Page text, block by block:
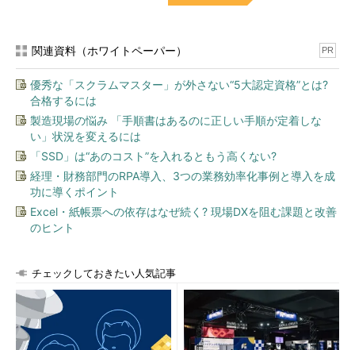
関連資料（ホワイトペーパー） PR
優秀な「スクラムマスター」が外さない“5大認定資格”とは?
合格するには
製造現場の悩み 「手順書はあるのに正しい手順が定着しな
い」状況を変えるには
「SSD」は“あのコスト”を入れるともう高くない?
経理・財務部門のRPA導入、3つの業務効率化事例と導入を成
功に導くポイント
Excel・紙帳票への依存はなぜ続く? 現場DXを阻む課題と改善
のヒント
チェックしておきたい人気記事